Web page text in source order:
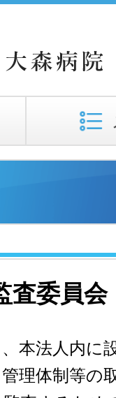
査委員会
本法人内に
理体制等の